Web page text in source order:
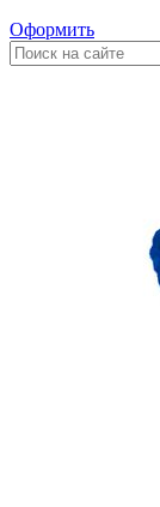
Оформить